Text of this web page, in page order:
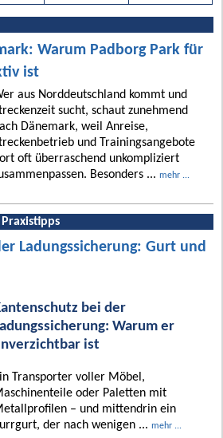
Warum Padborg Park für
ist
aus Norddeutschland kommt und
sucht, schaut zunehmend
Dänemark, weil Anreise,
und Trainingsangebote
oft überraschend unkompliziert
Besonders ... mehr ...
Ladungssicherung: Gurt und
bei der
Warum er
ist
Transporter voller Möbel,
oder Paletten mit
– und mittendrin ein
der nach wenigen ... mehr ...